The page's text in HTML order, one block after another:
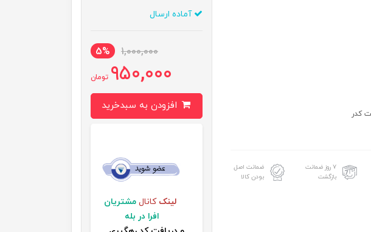
کدر
۷ روز ضمانت
بازگشت
ضمانت اصل
بودن کالا
آماده ارسال
1,000,000
5%
950,000 تومان
لینک کانال مشتریان
افرا در بله